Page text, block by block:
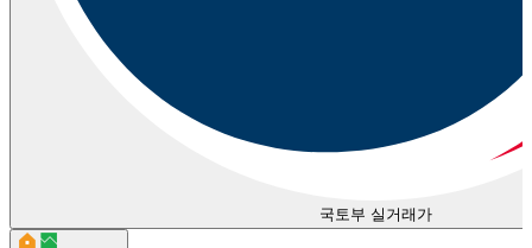
국토부 실거래가